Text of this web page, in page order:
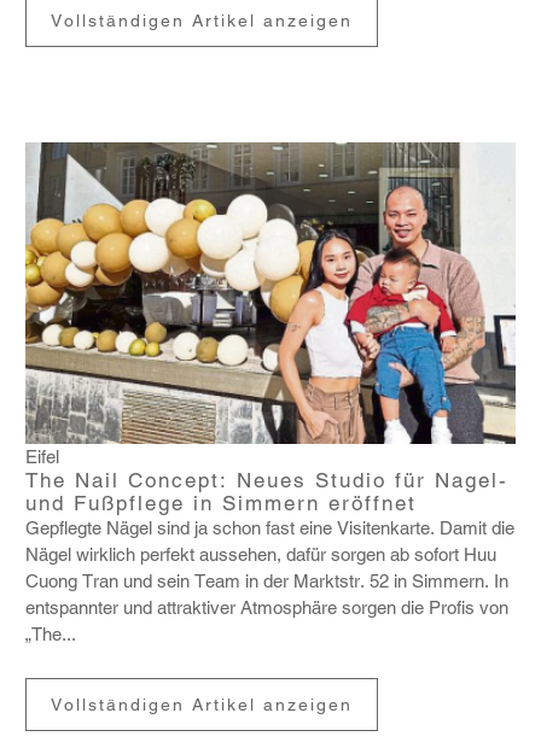
Vollständigen Artikel anzeigen
Eifel
The Nail Concept: Neues Studio für Nagel-
und Fußpflege in Simmern eröffnet
Gepflegte Nägel sind ja schon fast eine Visi­ten­karte. Damit die
Nägel wirk­lich perfekt aussehen, dafür sorgen ab sofort Huu
Cuong Tran und sein Team in der Marktstr. 52 in Simmern. In
entspannter und attrak­tiver Atmo­sphäre sorgen die Profis von
„The...
Vollständigen Artikel anzeigen